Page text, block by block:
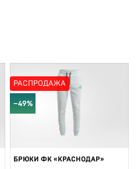
РАСПРОДАЖА
−49%
БРЮКИ ФК «КРАСНОДАР»